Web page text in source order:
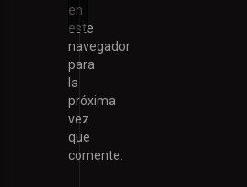
en
este
navegador
para
la
próxima
vez
que
comente.